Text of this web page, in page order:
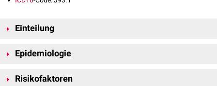
Einteilung
Spontanpneumothorax.
bekannteLungenerkrankung
Epidemiologie
Betroffenen haben ein Familienmitglied, bei dem bereits das gleiche
Risikofaktoren